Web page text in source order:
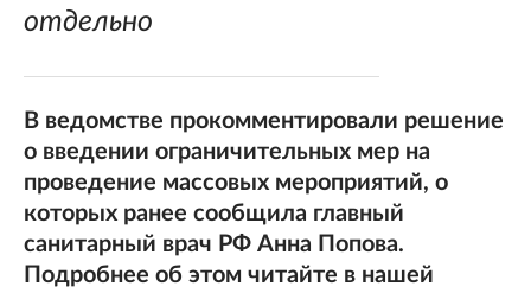
отдельно
В ведомстве прокомментировали решение
о введении ограничительных мер на
проведение массовых мероприятий, о
которых ранее сообщила главный
санитарный врач РФ Анна Попова.
Подробнее об этом читайте в нашей